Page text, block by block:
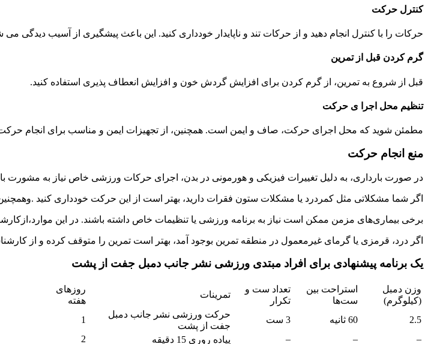
کنترل حرکت
حرکات را با کنترل انجام دهید و از حرکات تند و ناپایدار خودداری کنید. این باعث پیشگیری از آسیب دیدگی‌ می
گرم کردن قبل از تمرین
قبل از شروع به تمرین، از گرم کردن برای افزایش گردش خون و افزایش انعطاف پذیری استفاده کنید.
تنظیم محل اجرا ی حرکت
مطمئن شوید که محل اجرای حرکت، صاف و ایمن است. همچنین، از تجهیزات ایمن و مناسب برای انجام حرکت
منع انجام حرکت
در صورت بارداری، به دلیل تغییرات فیزیکی و هورمونی در بدن، اجرای حرکات ورزشی خاص نیاز به مشورت
اگر شما مشکلاتی مثل کمردرد یا مشکلات ستون فقرات دارید، بهتر است از این حرکت خودداری کنید
برخی بیماری‌های مزمن ممکن است نیاز به برنامه ورزشی یا تنظیمات خاص داشته باشند. در این
اگر درد، قرمزی یا گرمای غیرمعمول در منطقه تمرین بوجود آمد، بهتر است تمرین را متوقف کرده و از
یک برنامه پیشنهادی برای افراد مبتدی ورزشی نشر جانب دمبل جفت از پشت
وزن دمبل
(کیلوگرم)
استراحت بین
ست‌ها
تعداد ست و
تکرار
تمرینات
روزهای
هفته
2.5
60 ثانیه 3 ست
حرکت ورزشی نشر جانب دمبل
جفت از پشت
1
–
–
– پیاده روری 15 دقیقه 2